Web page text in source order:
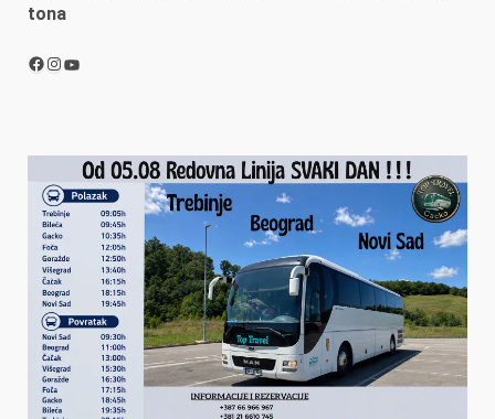
tona
Facebook
Instagram
YouTube